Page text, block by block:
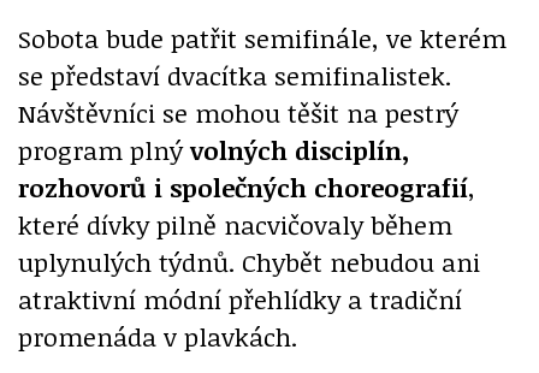
Sobota bude patřit semifinále, ve kterém
se představí dvacítka semifinalistek.
Návštěvníci se mohou těšit na pestrý
program plnývolných disciplín,
rozhovorů i společných choreografií,
které dívky pilně nacvičovaly během
uplynulých týdnů. Chybět nebudou ani
atraktivní módní přehlídky a tradiční
promenáda v plavkách.